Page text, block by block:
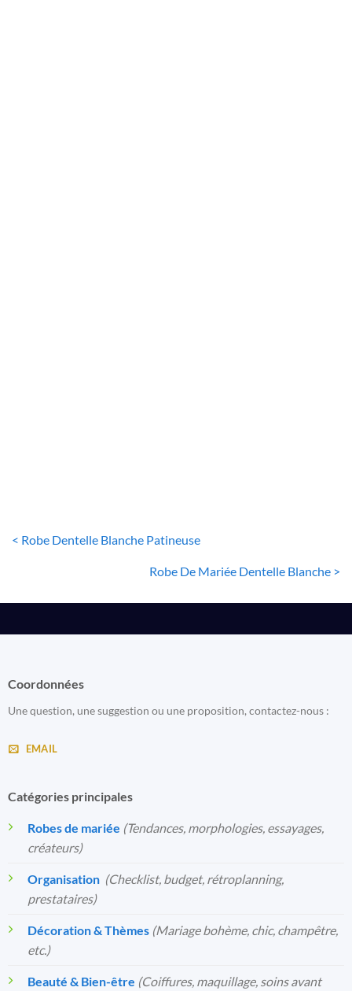
< Robe Dentelle Blanche Patineuse
Robe De Mariée Dentelle Blanche >
Coordonnées
Une question, une suggestion ou une proposition, contactez-nous :
EMAIL
Catégories principales
Robes de mariée (Tendances, morphologies, essayages,
créateurs)
Organisation️ (Checklist, budget, rétroplanning,
prestataires)
Décoration & Thèmes (Mariage bohème, chic, champêtre,
etc.)
Beauté & Bien-être (Coiffures, maquillage, soins avant